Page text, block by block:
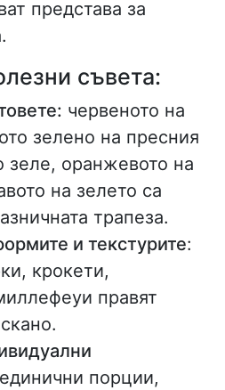
представа за
съвета:
червеното на
зелено на пресния
зеле, оранжевото на
на зелето са
трапеза.
и текстурите:
крокети,
правят
порции,